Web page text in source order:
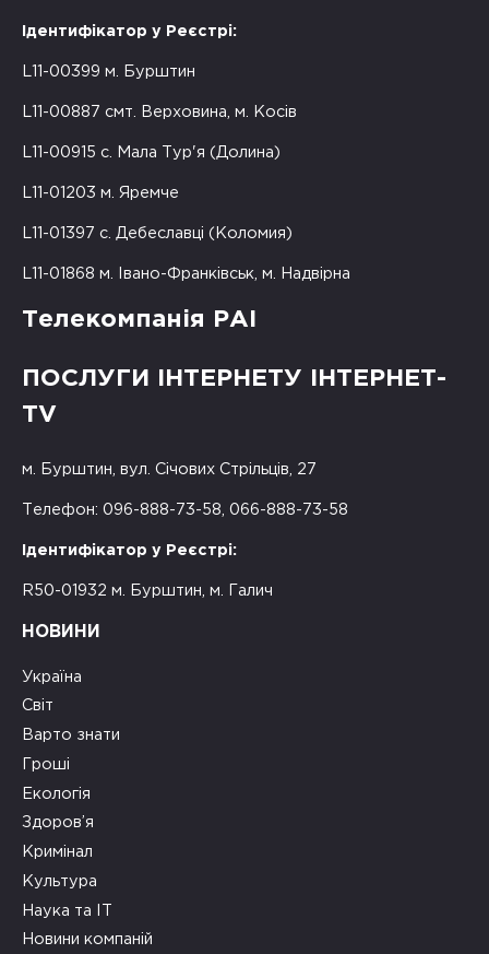
Ідентифікатор у Реєстрі:
L11-00399 м. Бурштин
L11-00887 смт. Верховина, м. Косів
L11-00915 с. Мала Тур'я (Долина)
L11-01203 м. Яремче
L11-01397 с. Дебеславці (Коломия)
L11-01868 м. Івано-Франківськ, м. Надвірна
Телекомпанія РАІ
ПОСЛУГИ ІНТЕРНЕТУ ІНТЕРНЕТ-
TV
м. Бурштин, вул. Січових Стрільців, 27
Телефон: 096-888-73-58, 066-888-73-58
Ідентифікатор у Реєстрі:
R50-01932 м. Бурштин, м. Галич
НОВИНИ
Україна
Світ
Варто знати
Гроші
Екологія
Здоров’я
Кримінал
Культура
Наука та ІТ
Новини компаній